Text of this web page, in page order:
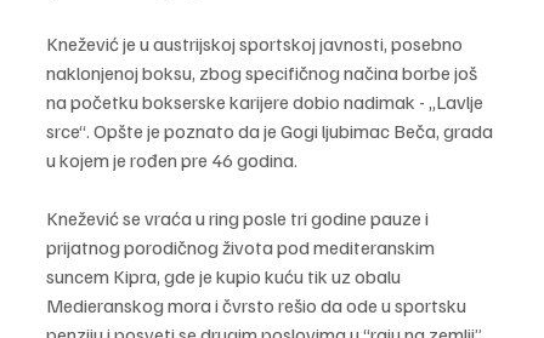
Knežević je u austrijskoj sportskoj javnosti, posebno
naklonjenoj boksu, zbog specifičnog načina borbe još
na početku bokserske karijere dobio nadimak - „Lavlje
srce“. Opšte je poznato da je Gogi ljubimac Beča, grada
u kojem je rođen pre 46 godina.
Knežević se vraća u ring posle tri godine pauze i
prijatnog porodičnog života pod mediteranskim
suncem Kipra, gde je kupio kuću tik uz obalu
Medieranskog mora i čvrsto rešio da ode u sportsku